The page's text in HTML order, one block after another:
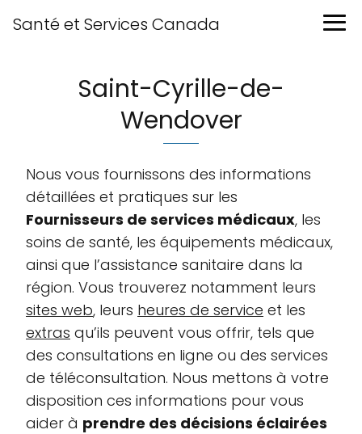
Santé et Services Canada
Saint-Cyrille-de-
Wendover
Nous vous fournissons des informations
détaillées et pratiques sur les
Fournisseurs de services médicaux, les
soins de santé, les équipements médicaux,
ainsi que l’assistance sanitaire dans la
région. Vous trouverez notamment leurs
sites web, leurs heures de service et les
extras qu’ils peuvent vous offrir, tels que
des consultations en ligne ou des services
de téléconsultation. Nous mettons à votre
disposition ces informations pour vous
aider à prendre des décisions éclairées